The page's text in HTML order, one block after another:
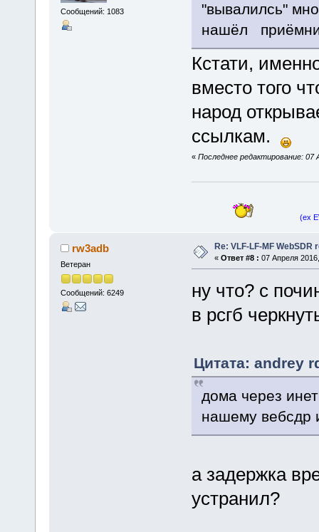
Сообщений: 1083
"вывалилсь"
нашёл
Кстати,
вместо того
народ
ссылкам.
« Последнее редактирование: 07
(ex
rw3adb
Ветеран
Сообщений: 6249
Re: VLF-LF-MF
« Ответ #8 : 07 Апреля
ну что? с
в рсгб
Цитата: andrey
дома через
нашему вебсдр
а задержка
устранил?